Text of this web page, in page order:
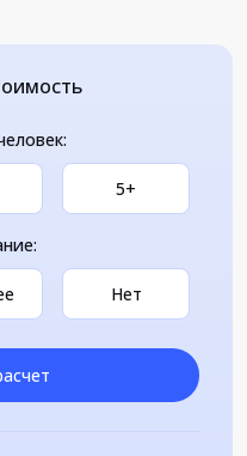
5+
Нет